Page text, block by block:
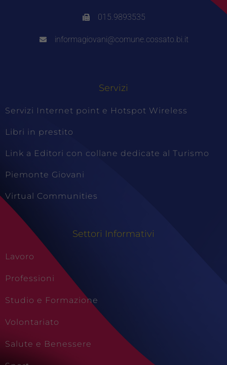
015.9893535
informagiovani@comune.cossato.bi.it
Servizi
Servizi Internet point e Hotspot Wireless
Libri in prestito
Link a Editori con collane dedicate al Turismo
Piemonte Giovani
Virtual Communities
Settori Informativi
Lavoro
Professioni
Studio e Formazione
Volontariato
Salute e Benessere
sono necessari
raccolgono